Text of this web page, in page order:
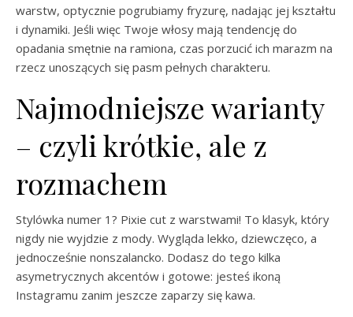
warstw, optycznie pogrubiamy fryzurę, nadając jej kształtu
i dynamiki. Jeśli więc Twoje włosy mają tendencję do
opadania smętnie na ramiona, czas porzucić ich marazm na
rzecz unoszących się pasm pełnych charakteru.
Najmodniejsze warianty
– czyli krótkie, ale z
rozmachem
Stylówka numer 1? Pixie cut z warstwami! To klasyk, który
nigdy nie wyjdzie z mody. Wygląda lekko, dziewczęco, a
jednocześnie nonszalancko. Dodasz do tego kilka
asymetrycznych akcentów i gotowe: jesteś ikoną
Instagramu zanim jeszcze zaparzy się kawa.